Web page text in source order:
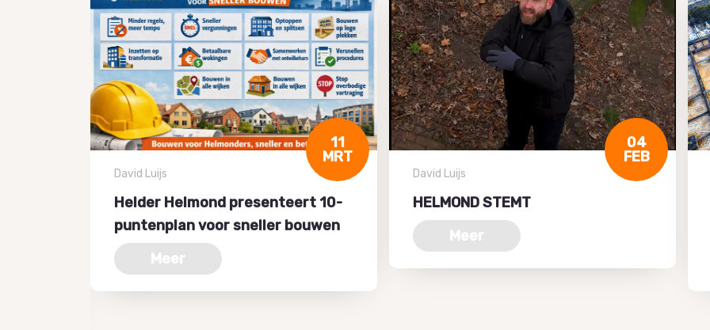
11
MRT
David Luijs
Helder Helmond presenteert 10-
puntenplan voor sneller bouwen
Meer
04
FEB
David Luijs
HELMOND STEMT
Meer